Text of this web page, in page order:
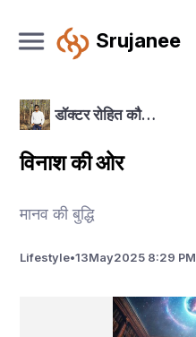
Srujanee
डॉक्टर रोहित कौ…
विनाश की ओर
मानव की बुद्धि
Lifestyle•13May2025 8:29 PM